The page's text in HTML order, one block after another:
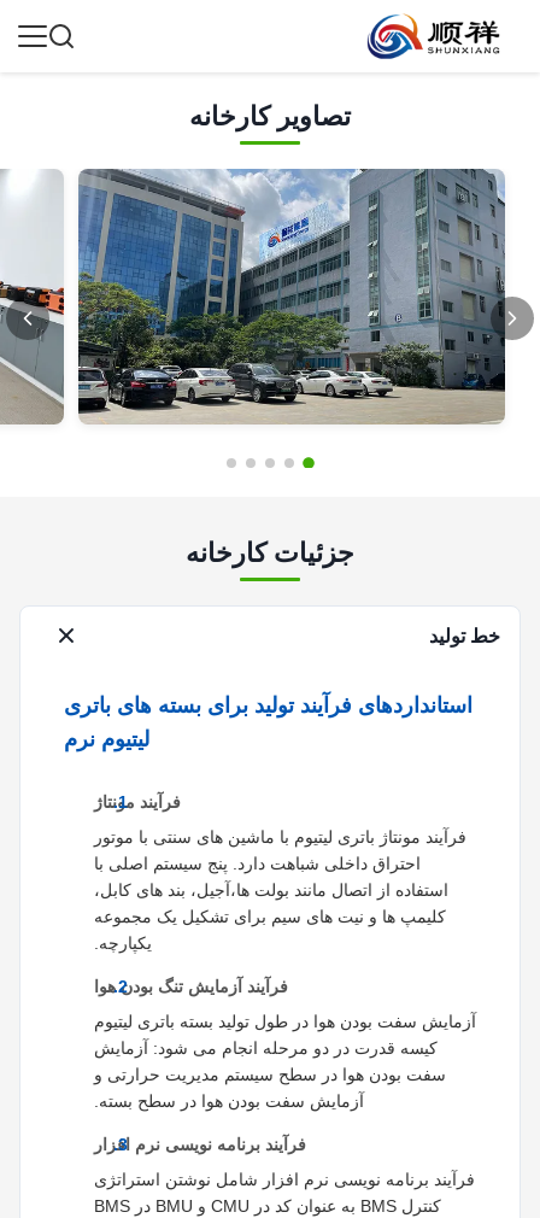
تصاویر کارخانه
جزئیات کارخانه
خط تولید
استانداردهای فرآیند تولید برای بسته های باتری
لیتیوم نرم
فرآیند مونتاژ
فرآیند مونتاژ باتری لیتیوم با ماشین های سنتی با موتور
احتراق داخلی شباهت دارد. پنج سیستم اصلی با
استفاده از اتصال مانند بولت ها،آجیل، بند های کابل،
کلیمپ ها و نیت های سیم برای تشکیل یک مجموعه
یکپارچه.
فرآیند آزمایش تنگ بودن هوا
آزمایش سفت بودن هوا در طول تولید بسته باتری لیتیوم
کیسه قدرت در دو مرحله انجام می شود: آزمایش
سفت بودن هوا در سطح سیستم مدیریت حرارتی و
آزمایش سفت بودن هوا در سطح بسته.
فرآیند برنامه نویسی نرم افزار
فرآیند برنامه نویسی نرم افزار شامل نوشتن استراتژی
کنترل BMS به عنوان کد در CMU و BMU در BMS